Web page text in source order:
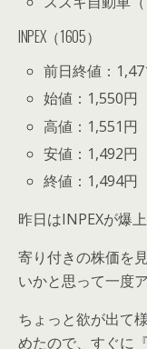
INPEX（1605）
前日終値：
始値：1,550円
高値：1,551円
安値：1,492円
終値：1,494円
昨日はINPEXが爆
寄り付きの株価を
いかと思って一度
ちょっと欲が出て
めたので、すぐに